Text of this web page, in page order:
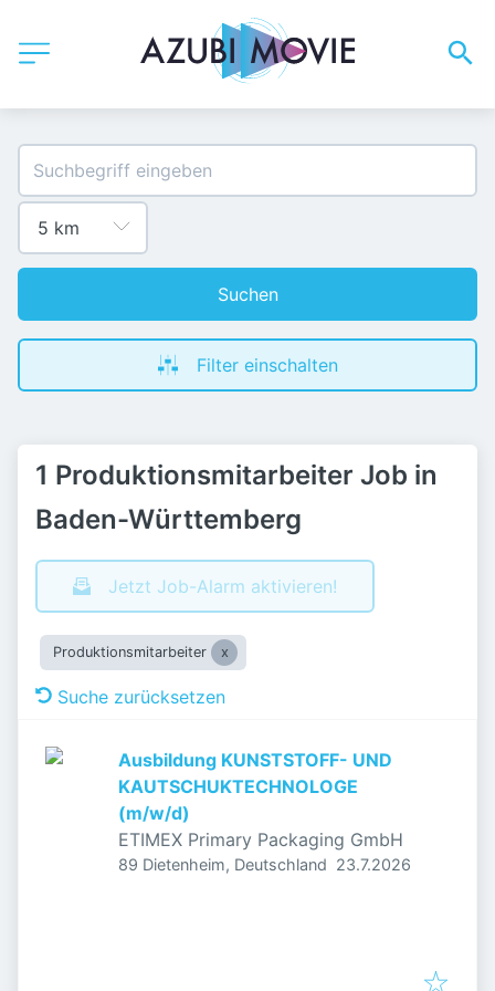
Suchen
Filter einschalten
1 Produktionsmitarbeiter Job in
Baden-Württemberg
Jetzt Job-Alarm aktivieren!
Produktionsmitarbeiter
Suche zurücksetzen
Ausbildung KUNSTSTOFF- UND
KAUTSCHUKTECHNOLOGE
(m/w/d)
ETIMEX Primary Packaging GmbH
89 Dietenheim, Deutschland Veröffentlicht
23.7.2026